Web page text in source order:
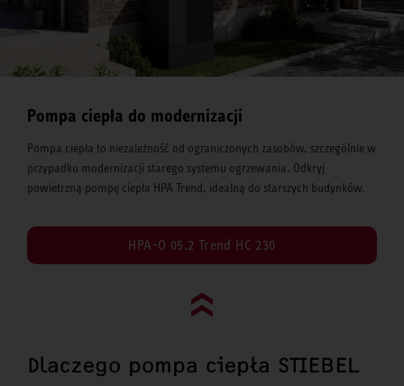
Pompa ciepła do modernizacji
Pompa ciepła to niezależność od ograniczonych zasobów, szczególnie w
przypadku modernizacji starego systemu ogrzewania. Odkryj
powietrzną pompę ciepła HPA Trend, idealną do starszych budynków.
HPA-O 05.2 Trend HC 230
Go to top (evo)
Dlaczego pompa ciepła STIEBEL